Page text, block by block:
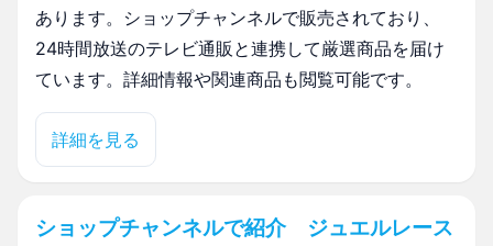
あります。ショップチャンネルで販売されており、
24時間放送のテレビ通販と連携して厳選商品を届け
ています。詳細情報や関連商品も閲覧可能です。
詳細を見る
ショップチャンネルで紹介 ジュエルレース